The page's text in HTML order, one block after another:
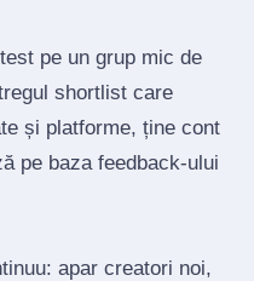
pe un grup mic de
shortlist care
și platforme, ține cont
pe baza feedback‑ului
apar creatori noi,